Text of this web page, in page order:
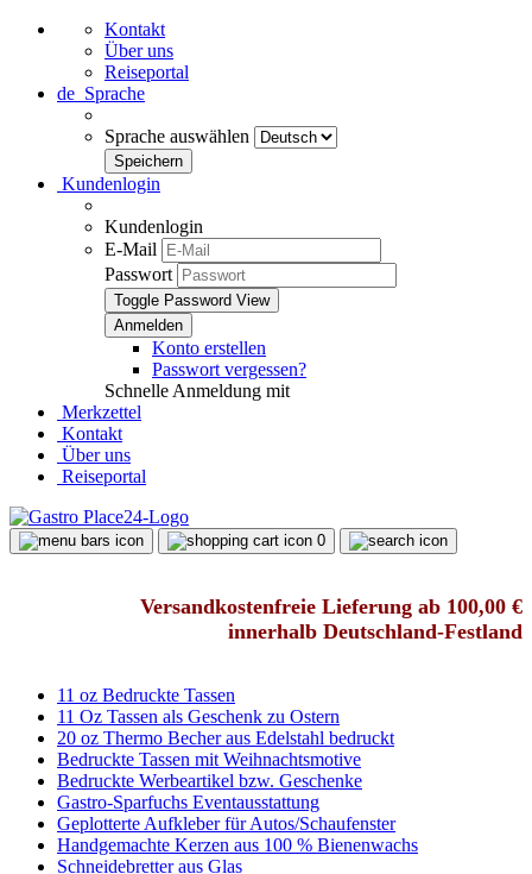
Kontakt
Über uns
Reiseportal
de Sprache
Sprache auswählen
Kundenlogin
Kundenlogin
E-Mail
Passwort
Toggle Password View
Konto erstellen
Passwort vergessen?
Schnelle Anmeldung mit
Merkzettel
Kontakt
Über uns
Reiseportal
0
Versandkostenfreie Lieferung ab 100,00 €
innerhalb Deutschland-Festland
11 oz Bedruckte Tassen
11 Oz Tassen als Geschenk zu Ostern
20 oz Thermo Becher aus Edelstahl bedruckt
Bedruckte Tassen mit Weihnachtsmotive
Bedruckte Werbeartikel bzw. Geschenke
Gastro-Sparfuchs Eventausstattung
Geplotterte Aufkleber für Autos/Schaufenster
Handgemachte Kerzen aus 100 % Bienenwachs
Schneidebretter aus Glas